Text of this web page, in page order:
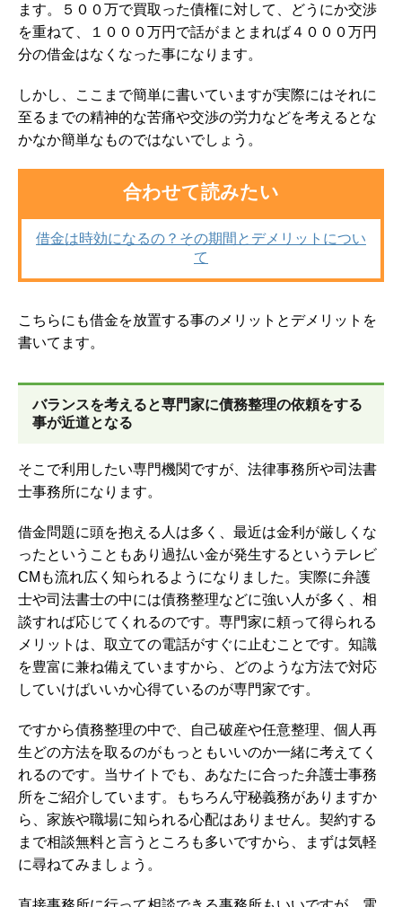
ます。５００万で買取った債権に対して、どうにか交渉
を重ねて、１０００万円で話がまとまれば４０００万円
分の借金はなくなった事になります。
しかし、ここまで簡単に書いていますが実際にはそれに
至るまでの精神的な苦痛や交渉の労力などを考えるとな
かなか簡単なものではないでしょう。
合わせて読みたい
借金は時効になるの？その期間とデメリットについ
て
こちらにも借金を放置する事のメリットとデメリットを
書いてます。
バランスを考えると専門家に債務整理の依頼をする
事が近道となる
そこで利用したい専門機関ですが、法律事務所や司法書
士事務所になります。
借金問題に頭を抱える人は多く、最近は金利が厳しくな
ったということもあり過払い金が発生するというテレビ
CMも流れ広く知られるようになりました。実際に弁護
士や司法書士の中には債務整理などに強い人が多く、相
談すれば応じてくれるのです。専門家に頼って得られる
メリットは、取立ての電話がすぐに止むことです。知識
を豊富に兼ね備えていますから、どのような方法で対応
していけばいいか心得ているのが専門家です。
ですから債務整理の中で、自己破産や任意整理、個人再
生どの方法を取るのがもっともいいのか一緒に考えてく
れるのです。当サイトでも、あなたに合った弁護士事務
所をご紹介しています。もちろん守秘義務がありますか
ら、家族や職場に知られる心配はありません。契約する
まで相談無料と言うところも多いですから、まずは気軽
に尋ねてみましょう。